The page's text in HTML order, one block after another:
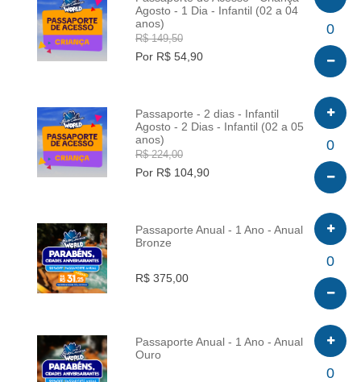
INFO
Agosto - 1 Dia - Infantil (02 a 04
anos)
R$ 149,50
Por R$ 54,90
0
INFO
Passaporte - 2 dias - Infantil
Agosto - 2 Dias - Infantil (02 a 05
anos)
R$ 224,00
Por R$ 104,90
0
INFO
Passaporte Anual - 1 Ano - Anual
Bronze
R$ 375,00
0
INFO
Passaporte Anual - 1 Ano - Anual
Ouro
0